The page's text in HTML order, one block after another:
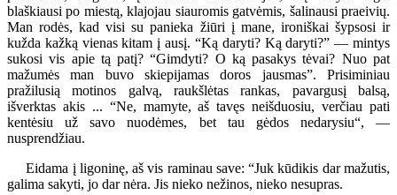
blaškiausi po miestą, klajojau siauromis gatvėmis, šalinausi praeivių.
Man rodės, kad visi su panieka žiūri į mane, ironiškai šypsosi ir
kužda kažką vienas kitam į ausį. “Ką daryti? Ką daryti?” — mintys
sukosi vis apie tą patį? “Gimdyti? O ką pasakys tėvai? Nuo pat
mažumės man buvo skiepijamas doros jausmas”. Prisiminiau
pražilusią motinos galvą, raukšlėtas rankas, pavargusį balsą,
išverktas akis ... “Ne, mamyte, aš tavęs neišduosiu, verčiau pati
kentėsiu už savo nuodėmes, bet tau gėdos nedarysiu“, —
nusprendžiau.
Eidama į ligoninę, aš vis raminau save: “Juk kūdikis dar mažutis,
galima sakyti, jo dar nėra. Jis nieko nežinos, nieko nesupras.